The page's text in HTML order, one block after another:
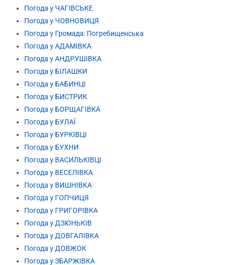
Погода у ЧАГІВСЬКЕ
Погода у ЧОВНОВИЦЯ
Погода у Громада: Погребищенська
Погода у АДАМІВКА
Погода у АНДРУШІВКА
Погода у БІЛАШКИ
Погода у БАБИНЦІ
Погода у БИСТРИК
Погода у БОРЩАГІВКА
Погода у БУЛАЇ
Погода у БУРКІВЦІ
Погода у БУХНИ
Погода у ВАСИЛЬКІВЦІ
Погода у ВЕСЕЛІВКА
Погода у ВИШНІВКА
Погода у ГОПЧИЦЯ
Погода у ГРИГОРІВКА
Погода у ДЗЮНЬКІВ
Погода у ДОВГАЛІВКА
Погода у ДОВЖОК
Погода у ЗБАРЖІВКА